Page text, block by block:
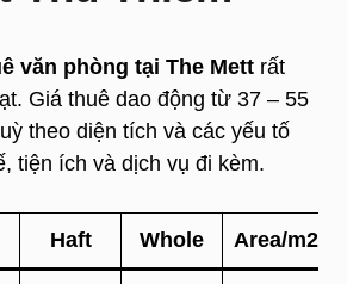
văn phòng tại The Mett rất
Giá thuê dao động từ 37 – 55
theo diện tích và các yếu tố
tiện ích và dịch vụ đi kèm.
Haft Whole Area/m2